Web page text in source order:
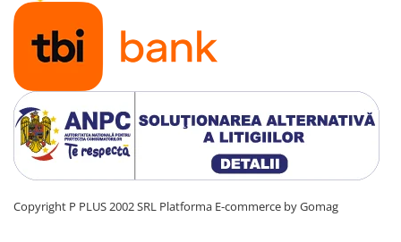
OUTLET
Pompe de caldura
Copyright P PLUS 2002 SRL Platforma E-commerce by Gomag